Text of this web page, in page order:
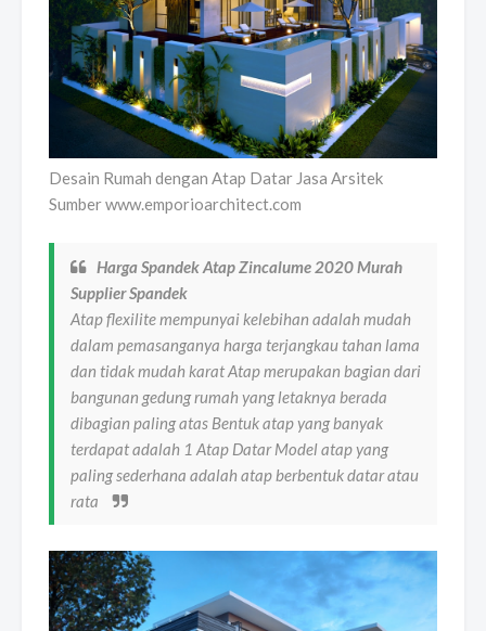
Desain Rumah dengan Atap Datar Jasa Arsitek
Sumber www.emporioarchitect.com
Harga Spandek Atap Zincalume 2020 Murah
Supplier Spandek
Atap flexilite mempunyai kelebihan adalah mudah
dalam pemasanganya harga terjangkau tahan lama
dan tidak mudah karat Atap merupakan bagian dari
bangunan gedung rumah yang letaknya berada
dibagian paling atas Bentuk atap yang banyak
terdapat adalah 1 Atap Datar Model atap yang
paling sederhana adalah atap berbentuk datar atau
rata